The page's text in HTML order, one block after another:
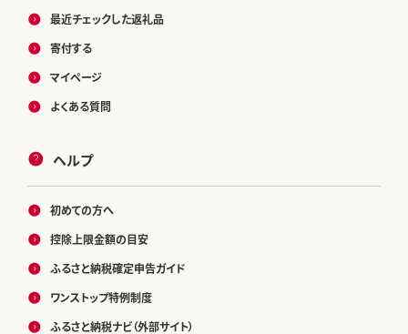
最近チェックした返礼品
寄付する
マイページ
よくある質問
ヘルプ
初めての方へ
控除上限金額の目安
ふるさと納税確定申告ガイド
ワンストップ特例制度
ふるさと納税ナビ（外部サイト）